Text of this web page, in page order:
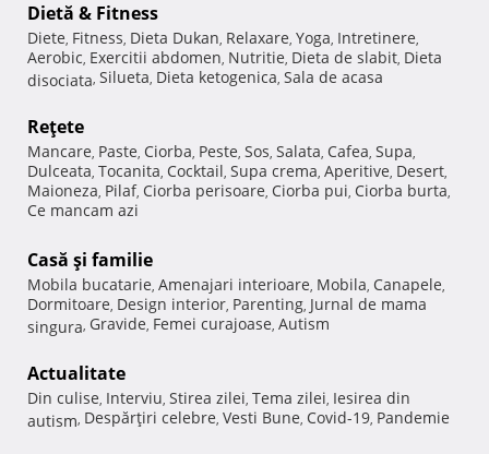
Dietă & Fitness
Diete, Fitness, Dieta Dukan, Relaxare, Yoga, Intretinere,
Aerobic, Exercitii abdomen, Nutritie, Dieta de slabit, Dieta
disociata, Silueta, Dieta ketogenica, Sala de acasa
Reţete
Mancare, Paste, Ciorba, Peste, Sos, Salata, Cafea, Supa,
Dulceata, Tocanita, Cocktail, Supa crema, Aperitive, Desert,
Maioneza, Pilaf, Ciorba perisoare, Ciorba pui, Ciorba burta,
Ce mancam azi
Casă şi familie
Mobila bucatarie, Amenajari interioare, Mobila, Canapele,
Dormitoare, Design interior, Parenting, Jurnal de mama
singura, Gravide, Femei curajoase, Autism
Actualitate
Din culise, Interviu, Stirea zilei, Tema zilei, Iesirea din
autism, Despărţiri celebre, Vesti Bune, Covid-19, Pandemie